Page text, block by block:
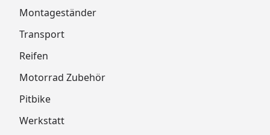
Montageständer
Transport
Reifen
Motorrad Zubehör
Pitbike
Werkstatt